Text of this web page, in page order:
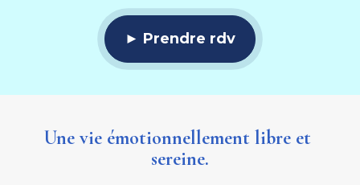
► Prendre rdv
Une vie émotionnellement libre et
sereine.